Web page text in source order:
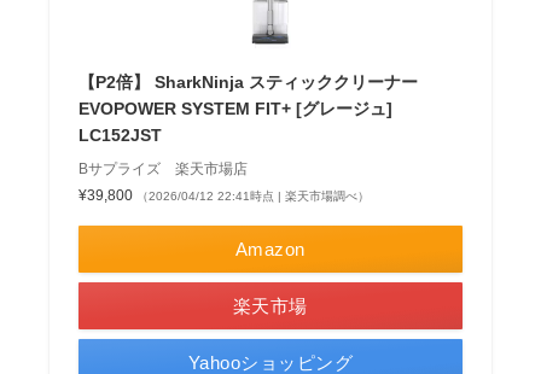
【P2倍】 SharkNinja スティッククリーナー
EVOPOWER SYSTEM FIT+ [グレージュ]
LC152JST
Bサプライズ 楽天市場店
¥39,800
（2026/04/12 22:41時点 | 楽天市場調べ）
Amazon
楽天市場
Yahooショッピング